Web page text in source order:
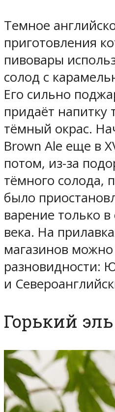
Темное
приготовления
пивовары
солод с
Его сильно
придаёт
тёмный окрас.
Brown Ale еще в
потом, из-за
тёмного солода,
было
варение только в
века. На
магазинов
разновидности:
и
Горький эль